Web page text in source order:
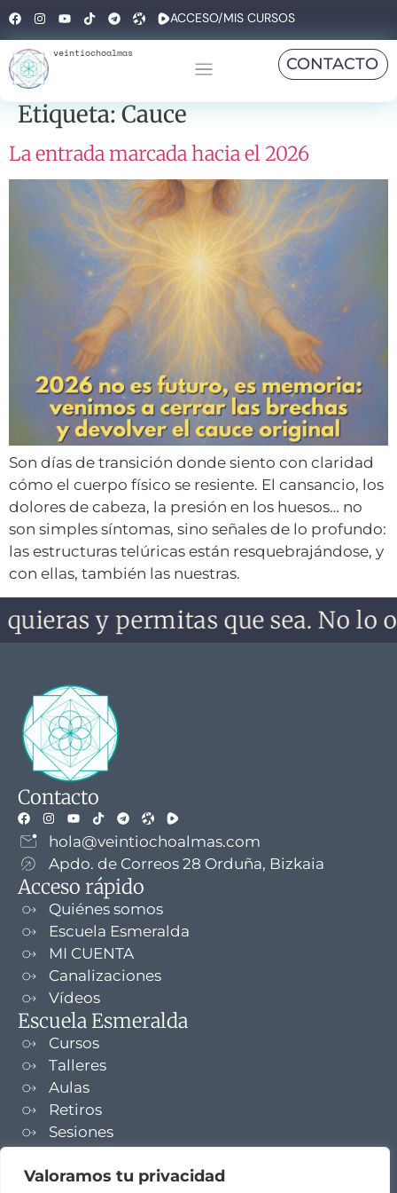
Valoramos tu privacidad
ACCESO/MIS CURSOS
veintiochoalmas
CONTACTO
Etiqueta:Cauce
La entrada marcada hacia el 2026
Son días de transición donde siento con claridad
cómo el cuerpo físico se resiente. El cansancio, los
dolores de cabeza, la presión en los huesos… no
son simples síntomas, sino señales de lo profundo:
las estructuras telúricas están resquebrajándose, y
con ellas, también las nuestras.
y permitas que sea. No lo
Contacto
hola@veintiochoalmas.com
Apdo. de Correos 28 Orduña, Bizkaia
Acceso rápido
Quiénes somos
Escuela Esmeralda
MI CUENTA
Canalizaciones
Vídeos
Escuela Esmeralda
Cursos
Talleres
Aulas
Retiros
Sesiones